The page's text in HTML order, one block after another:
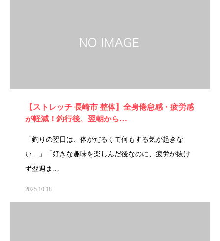
【ストレッチ 長崎市 整体】全身倦怠感・疲労感
が軽減！釣行後、翌朝から…
「釣りの翌日は、体がだるくて何もする気が起きな
い…」「好きな趣味を楽しんだ後なのに、疲労が抜け
ず翌週ま…
2025.10.18